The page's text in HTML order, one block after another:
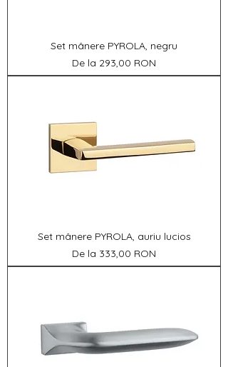
Set mânere PYROLA, negru
De la 293,00 RON
Preț redus
Set mânere PYROLA, auriu lucios
De la 333,00 RON
Preț redus